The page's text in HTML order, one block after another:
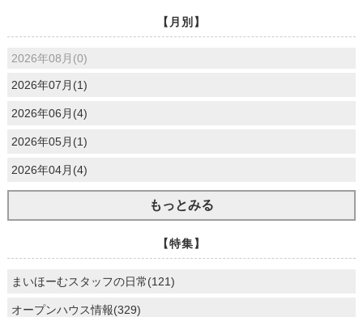
【月別】
2026年08月(0)
2026年07月(1)
2026年06月(4)
2026年05月(1)
2026年04月(4)
もっとみる
【特集】
まいほーむスタッフの日常(121)
オープンハウス情報(329)